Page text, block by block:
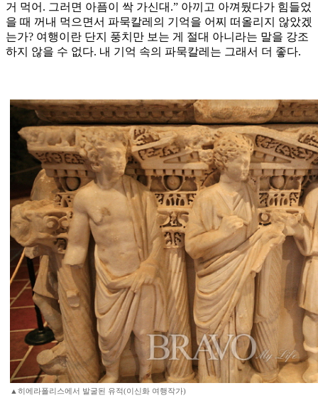
거 먹어. 그러면 아픔이 싹 가신대.” 아끼고 아껴뒀다가 힘들었
을 때 꺼내 먹으면서 파묵칼레의 기억을 어찌 떠올리지 않았겠
는가? 여행이란 단지 풍치만 보는 게 절대 아니라는 말을 강조
하지 않을 수 없다. 내 기억 속의 파묵칼레는 그래서 더 좋다.
▲히에라폴리스에서 발굴된 유적(이신화 여행작가)